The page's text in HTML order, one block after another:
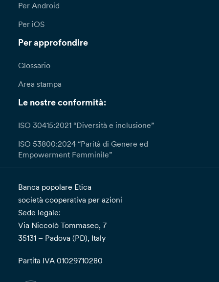
Per Android
Per iOS
Per approfondire
Glossario
Area stampa
Le nostre conformità:
ISO 30415:2021 “Diversità e inclusione”
ISO 53800:2024 “Parità di Genere ed
Empowerment Femminile”
Banca popolare Etica
società cooperativa per azioni
Sede legale:
Via Niccolò Tommaseo, 7
35131 – Padova (PD), Italy
Partita IVA 01029710280